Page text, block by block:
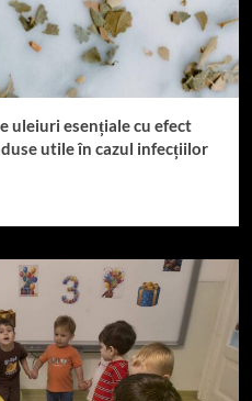
uleiuri esențiale cu efect
utile în cazul infecțiilor